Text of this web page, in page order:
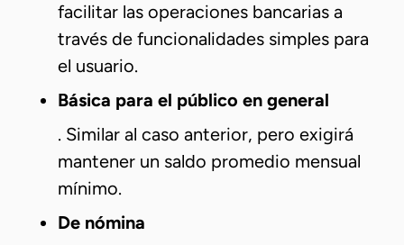
facilitar las operaciones bancarias a
través de funcionalidades simples para
el usuario.
Básica para el público en general
. Similar al caso anterior, pero exigirá
mantener un saldo promedio mensual
mínimo.
De nómina